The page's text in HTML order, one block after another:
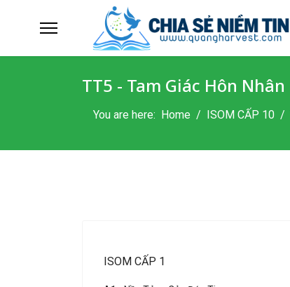
TT5 - Tam Giác Hôn Nhân
You are here: Home ISOM CẤP 10
ISOM CẤP 1